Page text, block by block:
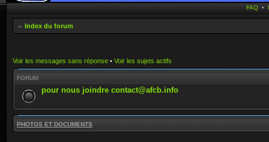
FAQ •
Index du forum
Voir les messages sans réponse • Voir les sujets actifs
FORUM
pour nous joindre contact@afcb.info
PHOTOS ET DOCUMENTS